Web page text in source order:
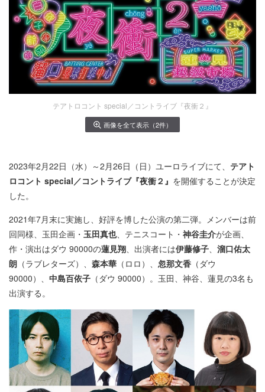
テアトロコント special／コントライブ『夜衝２』
画像を全て表示（2件）
2023年2月22日（水）～2月26日（日）ユーロライブにて、 テアト
ロコント special／コントライブ『夜衝２』 を開催することが決定
した。
2021年7月末に実施し、好評を博した公演の第二弾。メンバーは前
回同様、玉田企画・ 玉田真也、テニスコート・ 神谷圭介が企画、
作・演出はダウ 90000の蓮見翔、出演者には伊藤修子、 溜口佑太
朗 （ラブレターズ）、 森本華 （ロロ）、 忽那文香 （ダウ
90000）、 中島百依子 （ダウ 90000）。玉田、神谷、蓮見の3名も
出演する。